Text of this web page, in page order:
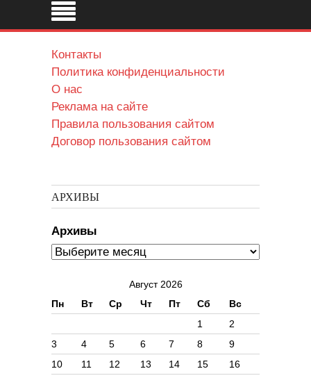
Контакты
Политика конфиденциальности
О нас
Реклама на сайте
Правила пользования сайтом
Договор пользования сайтом
АРХИВЫ
Архивы
Август 2026
Пн
Вт Ср Чт Пт Сб Вс
1
2
3
4 5 6 7 8
9
10
11 12 13 14 15
16